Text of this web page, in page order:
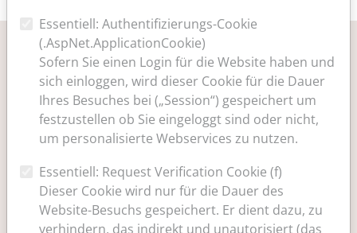
Anrede
Titel
Vorname
Essentiell: Authentifizierungs-Cookie
(.AspNet.ApplicationCookie)
Sofern Sie einen Login für die Website haben und
sich einloggen, wird dieser Cookie für die Dauer
Ihres Besuches bei („Session“) gespeichert um
festzustellen ob Sie eingeloggt sind oder nicht,
um personalisierte Webservices zu nutzen.
Essentiell: Request Verification Cookie (f)
Dieser Cookie wird nur für die Dauer des
Website-Besuchs gespeichert. Er dient dazu, zu
verhindern, das indirekt und unautorisiert (das